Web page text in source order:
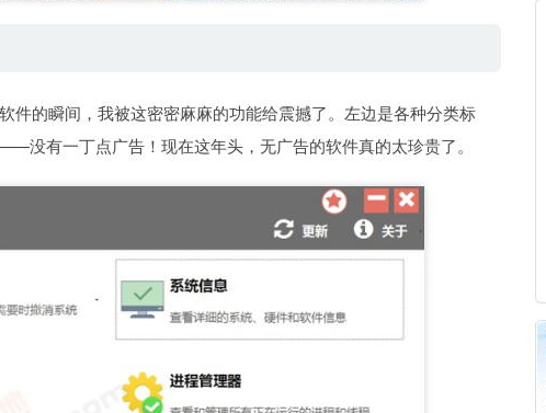
件的瞬间，我被这密密麻麻的功能给震撼了。左边是各种分类标
没有一丁点广告！现在这年头，无广告的软件真的太珍贵了。